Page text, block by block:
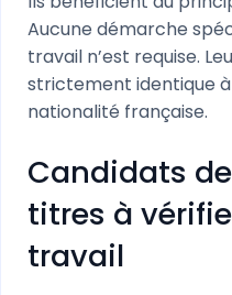
Aucune démarche
travail n’est requise.
strictement identique
nationalité française.
Candidats
titres à
travail